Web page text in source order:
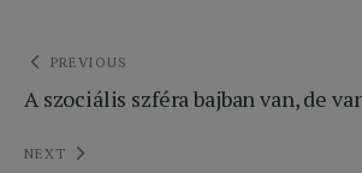
Bejegyzés
navigáció
PREVIOUS
A szociális szféra bajban van, de
NEXT